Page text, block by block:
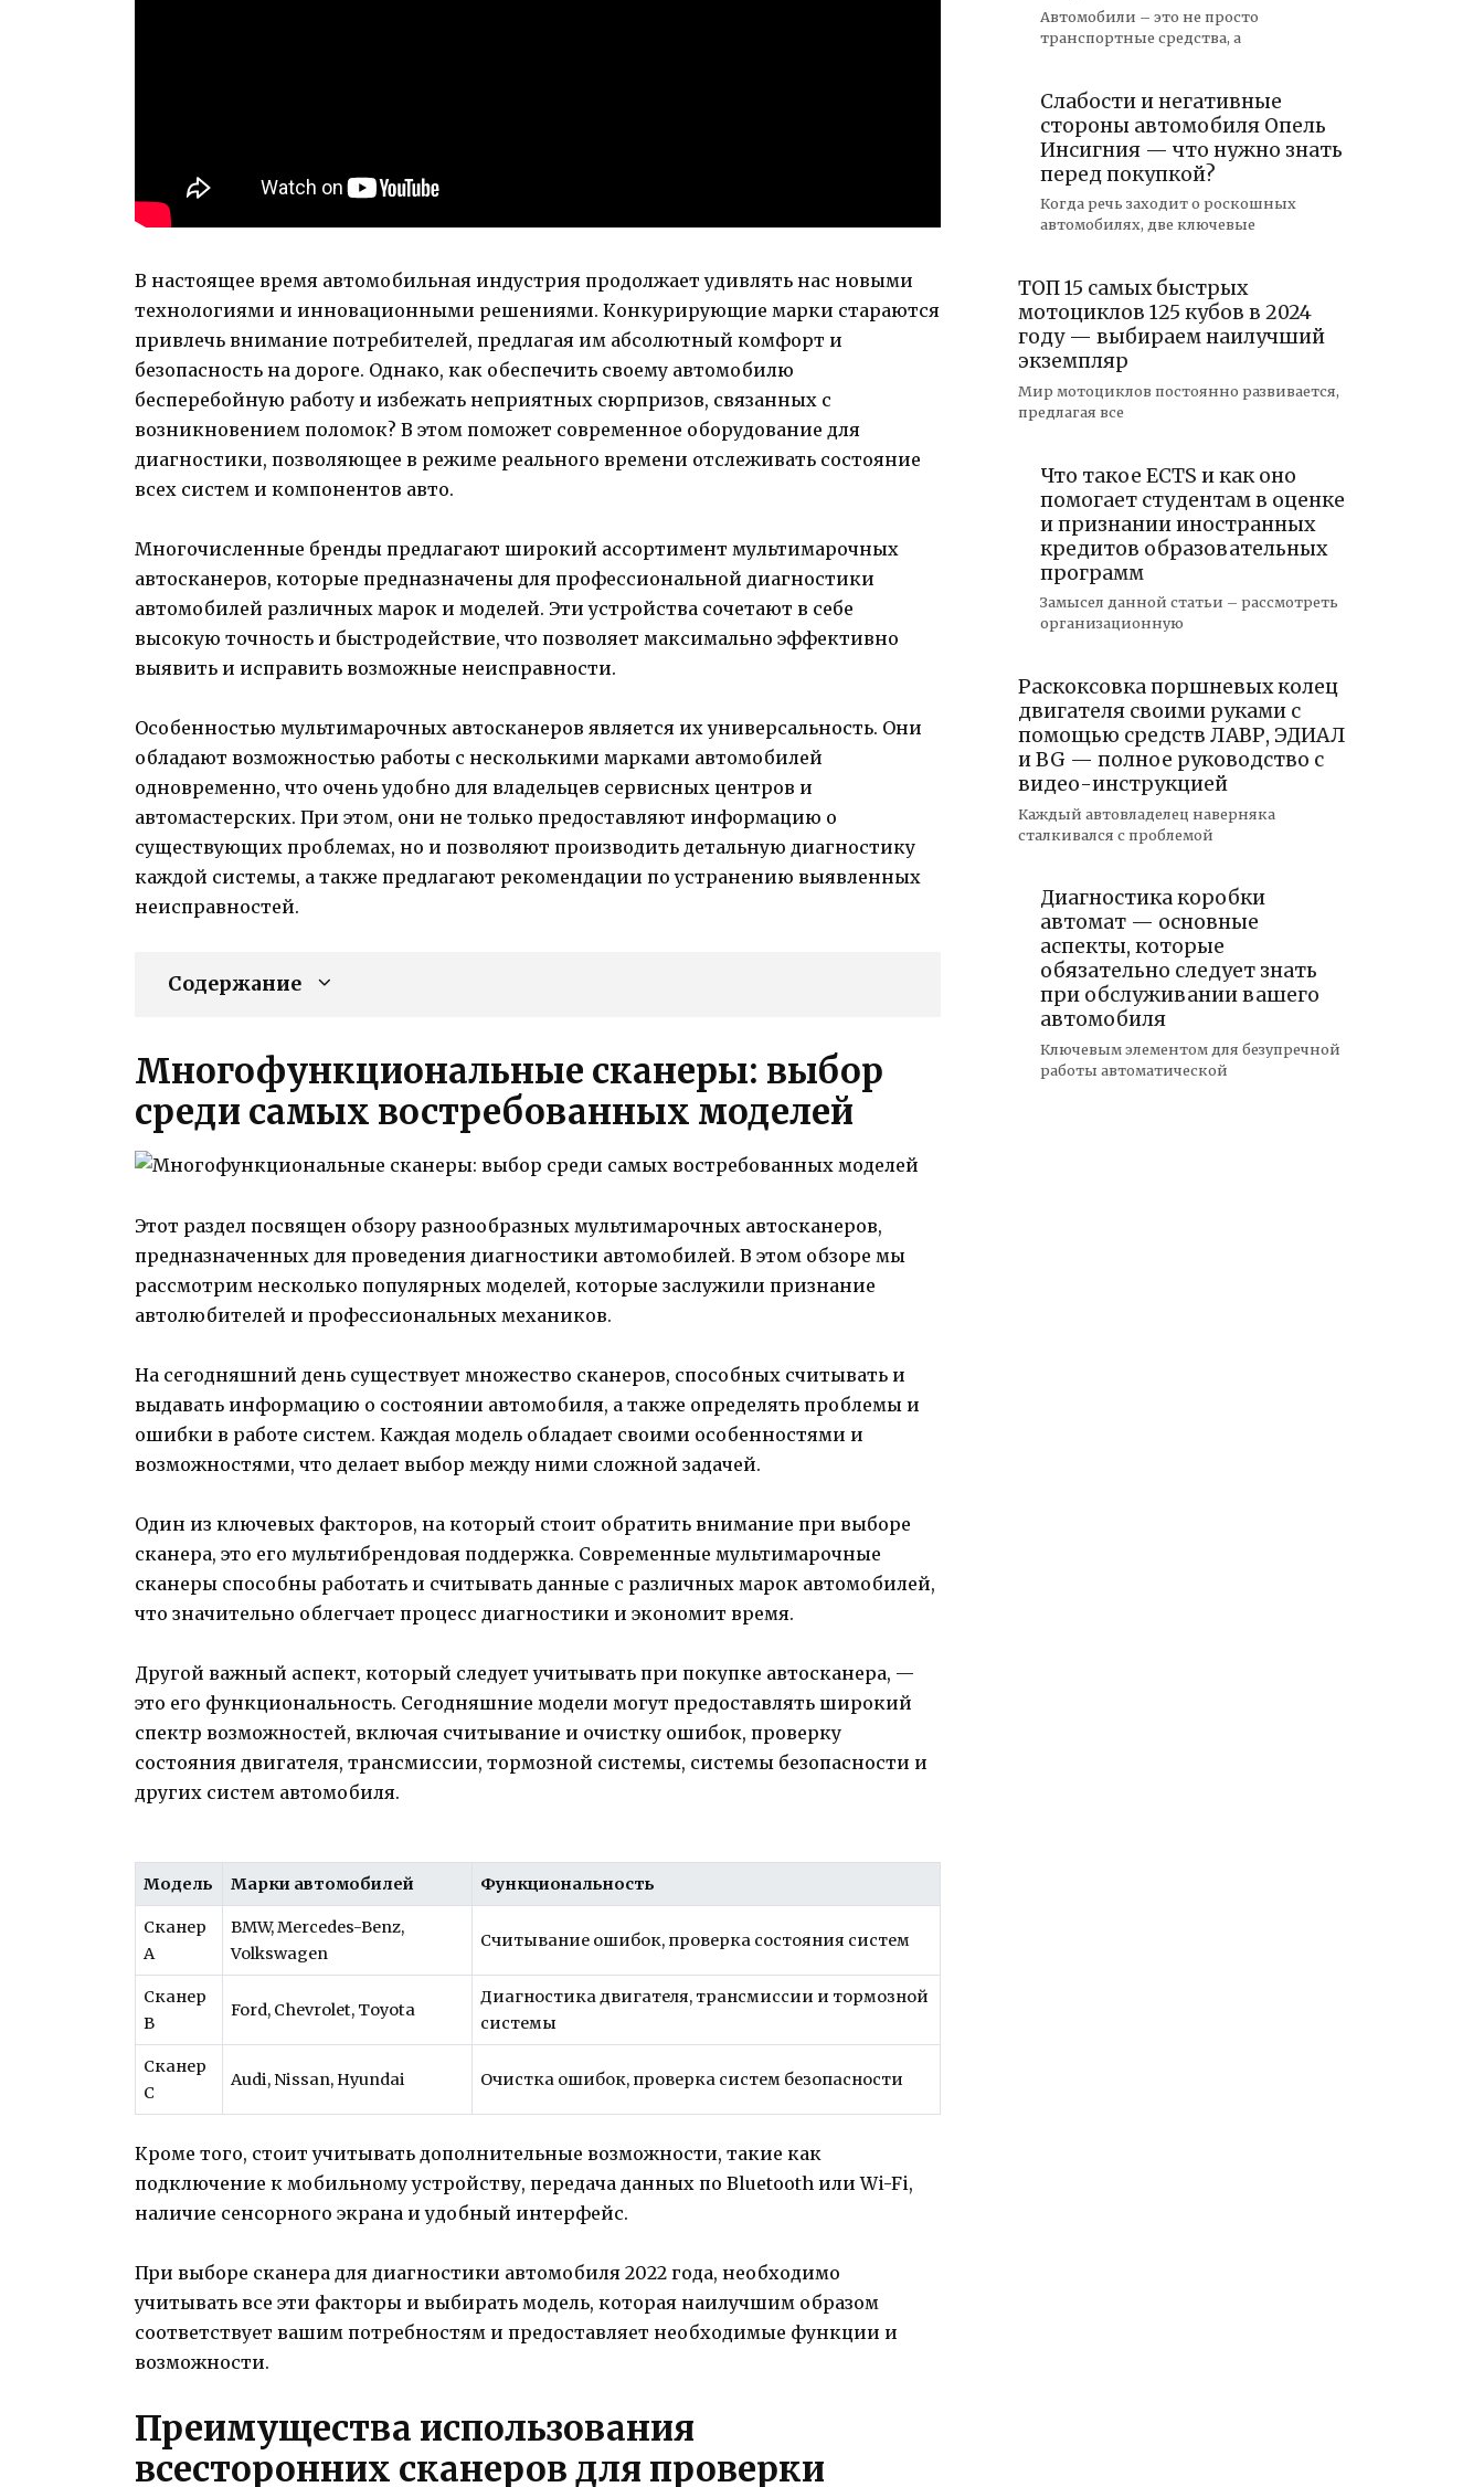
В настоящее время автомобильная индустрия продолжает удивлять нас новыми
технологиями и инновационными решениями. Конкурирующие марки стараются
привлечь внимание потребителей, предлагая им абсолютный комфорт и
безопасность на дороге. Однако, как обеспечить своему автомобилю
бесперебойную работу и избежать неприятных сюрпризов, связанных с
возникновением поломок? В этом поможет современное оборудование для
диагностики, позволяющее в режиме реального времени отслеживать состояние
всех систем и компонентов авто.
Многочисленные бренды предлагают широкий ассортимент мультимарочных
автосканеров, которые предназначены для профессиональной диагностики
автомобилей различных марок и моделей. Эти устройства сочетают в себе
высокую точность и быстродействие, что позволяет максимально эффективно
выявить и исправить возможные неисправности.
Особенностью мультимарочных автосканеров является их универсальность. Они
обладают возможностью работы с несколькими марками автомобилей
одновременно, что очень удобно для владельцев сервисных центров и
автомастерских. При этом, они не только предоставляют информацию о
существующих проблемах, но и позволяют производить детальную диагностику
каждой системы, а также предлагают рекомендации по устранению выявленных
неисправностей.
Содержание
Многофункциональные сканеры: выбор
среди самых востребованных моделей
Этот раздел посвящен обзору разнообразных мультимарочных автосканеров,
предназначенных для проведения диагностики автомобилей. В этом обзоре мы
рассмотрим несколько популярных моделей, которые заслужили признание
автолюбителей и профессиональных механиков.
На сегодняшний день существует множество сканеров, способных считывать и
выдавать информацию о состоянии автомобиля, а также определять проблемы и
ошибки в работе систем. Каждая модель обладает своими особенностями и
возможностями, что делает выбор между ними сложной задачей.
Один из ключевых факторов, на который стоит обратить внимание при выборе
сканера, это его мультибрендовая поддержка. Современные мультимарочные
сканеры способны работать и считывать данные с различных марок автомобилей,
что значительно облегчает процесс диагностики и экономит время.
Другой важный аспект, который следует учитывать при покупке автосканера, —
это его функциональность. Сегодняшние модели могут предоставлять широкий
спектр возможностей, включая считывание и очистку ошибок, проверку
состояния двигателя, трансмиссии, тормозной системы, системы безопасности и
других систем автомобиля.
Модель Марки автомобилей Функциональность
Сканер
A
BMW, Mercedes-Benz,
Volkswagen
Считывание ошибок, проверка состояния систем
Сканер
B
Ford, Chevrolet, Toyota
Диагностика двигателя, трансмиссии и тормозной
системы
Сканер
C
Audi, Nissan, Hyundai Очистка ошибок, проверка систем безопасности
Кроме того, стоит учитывать дополнительные возможности, такие как
подключение к мобильному устройству, передача данных по Bluetooth или Wi-Fi,
наличие сенсорного экрана и удобный интерфейс.
При выборе сканера для диагностики автомобиля 2022 года, необходимо
учитывать все эти факторы и выбирать модель, которая наилучшим образом
соответствует вашим потребностям и предоставляет необходимые функции и
возможности.
Преимущества использования
всесторонних сканеров для проверки
Автомобили – это не просто
транспортные средства, а
Слабости и негативные
стороны автомобиля Опель
Инсигния — что нужно знать
перед покупкой?
Когда речь заходит о роскошных
автомобилях, две ключевые
ТОП 15 самых быстрых
мотоциклов 125 кубов в 2024
году — выбираем наилучший
экземпляр
Мир мотоциклов постоянно развивается,
предлагая все
Что такое ECTS и как оно
помогает студентам в оценке
и признании иностранных
кредитов образовательных
программ
Замысел данной статьи – рассмотреть
организационную
Раскоксовка поршневых колец
двигателя своими руками с
помощью средств ЛАВР, ЭДИАЛ
и BG — полное руководство с
видео-инструкцией
Каждый автовладелец наверняка
сталкивался с проблемой
Диагностика коробки
автомат — основные
аспекты, которые
обязательно следует знать
при обслуживании вашего
автомобиля
Ключевым элементом для безупречной
работы автоматической